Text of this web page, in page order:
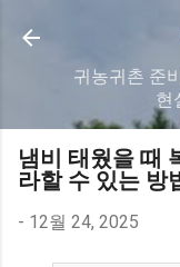
귀농귀촌 준
현
냄비 태웠을 때
라할 수 있는 방
- 12월 24, 2025